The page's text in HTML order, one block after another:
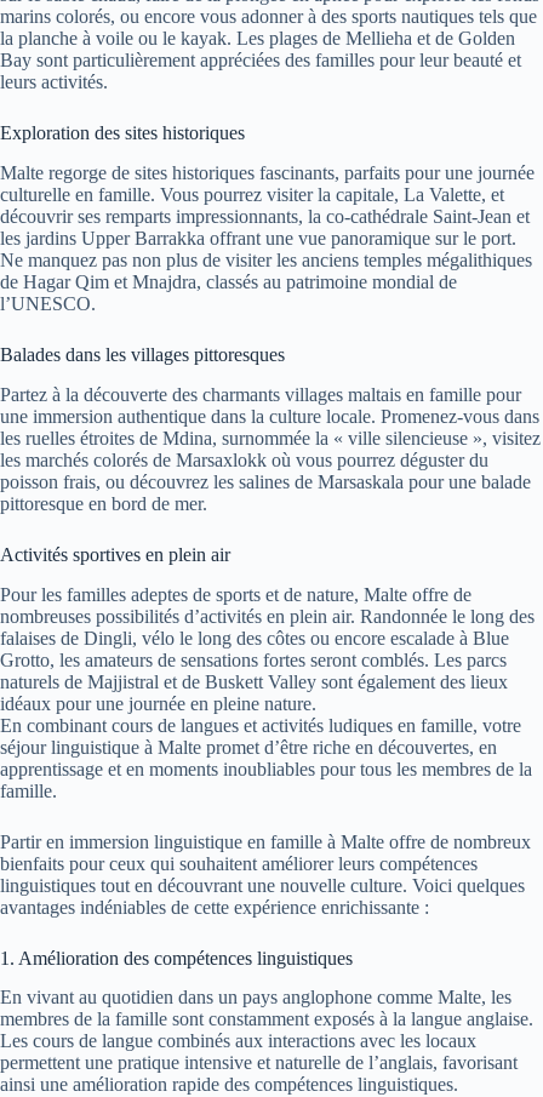
marins colorés, ou encore vous adonner à des sports nautiques tels que
la planche à voile ou le kayak. Les plages de Mellieha et de Golden
Bay sont particulièrement appréciées des familles pour leur beauté et
leurs activités.
Exploration des sites historiques
Malte regorge de sites historiques fascinants, parfaits pour une journée
culturelle en famille. Vous pourrez visiter la capitale, La Valette, et
découvrir ses remparts impressionnants, la co-cathédrale Saint-Jean et
les jardins Upper Barrakka offrant une vue panoramique sur le port.
Ne manquez pas non plus de visiter les anciens temples mégalithiques
de Hagar Qim et Mnajdra, classés au patrimoine mondial de
l’UNESCO.
Balades dans les villages pittoresques
Partez à la découverte des charmants villages maltais en famille pour
une immersion authentique dans la culture locale. Promenez-vous dans
les ruelles étroites de Mdina, surnommée la « ville silencieuse », visitez
les marchés colorés de Marsaxlokk où vous pourrez déguster du
poisson frais, ou découvrez les salines de Marsaskala pour une balade
pittoresque en bord de mer.
Activités sportives en plein air
Pour les familles adeptes de sports et de nature, Malte offre de
nombreuses possibilités d’activités en plein air. Randonnée le long des
falaises de Dingli, vélo le long des côtes ou encore escalade à Blue
Grotto, les amateurs de sensations fortes seront comblés. Les parcs
naturels de Majjistral et de Buskett Valley sont également des lieux
idéaux pour une journée en pleine nature.
En combinant cours de langues et activités ludiques en famille, votre
séjour linguistique à Malte promet d’être riche en découvertes, en
apprentissage et en moments inoubliables pour tous les membres de la
famille.
Partir en immersion linguistique en famille à Malte offre de nombreux
bienfaits pour ceux qui souhaitent améliorer leurs compétences
linguistiques tout en découvrant une nouvelle culture. Voici quelques
avantages indéniables de cette expérience enrichissante :
1. Amélioration des compétences linguistiques
En vivant au quotidien dans un pays anglophone comme Malte, les
membres de la famille sont constamment exposés à la langue anglaise.
Les cours de langue combinés aux interactions avec les locaux
permettent une pratique intensive et naturelle de l’anglais, favorisant
ainsi une amélioration rapide des compétences linguistiques.